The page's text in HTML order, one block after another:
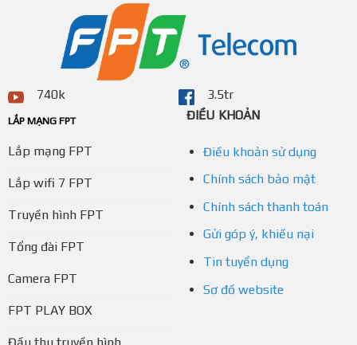
740k 3.5tr
LẮP MẠNG FPT
Lắp mạng FPT
Lắp wifi 7 FPT
Truyền hình FPT
Tổng đài FPT
Camera FPT
FPT PLAY BOX
Đầu thu truyền hình
ĐIỀU KHOẢN
Điều khoản sử dụng
Chính sách bảo mật
Chính sách thanh toán
Gửi góp ý, khiếu nại
Tin tuyển dụng
Sơ đồ website